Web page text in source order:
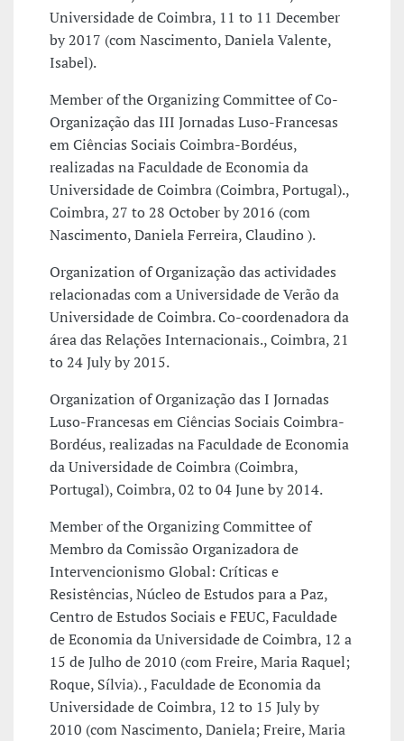
Universidade de Coimbra, 11 to 11 December
by 2017 (com Nascimento, Daniela Valente,
Isabel).
Member of the Organizing Committee of Co-
Organização das III Jornadas Luso-Francesas
em Ciências Sociais Coimbra-Bordéus,
realizadas na Faculdade de Economia da
Universidade de Coimbra (Coimbra, Portugal).,
Coimbra, 27 to 28 October by 2016 (com
Nascimento, Daniela Ferreira, Claudino ).
Organization of Organização das actividades
relacionadas com a Universidade de Verão da
Universidade de Coimbra. Co-coordenadora da
área das Relações Internacionais., Coimbra, 21
to 24 July by 2015.
Organization of Organização das I Jornadas
Luso-Francesas em Ciências Sociais Coimbra-
Bordéus, realizadas na Faculdade de Economia
da Universidade de Coimbra (Coimbra,
Portugal), Coimbra, 02 to 04 June by 2014.
Member of the Organizing Committee of
Membro da Comissão Organizadora de
Intervencionismo Global: Críticas e
Resistências, Núcleo de Estudos para a Paz,
Centro de Estudos Sociais e FEUC, Faculdade
de Economia da Universidade de Coimbra, 12 a
15 de Julho de 2010 (com Freire, Maria Raquel;
Roque, Sílvia). , Faculdade de Economia da
Universidade de Coimbra, 12 to 15 July by
2010 (com Nascimento, Daniela; Freire, Maria